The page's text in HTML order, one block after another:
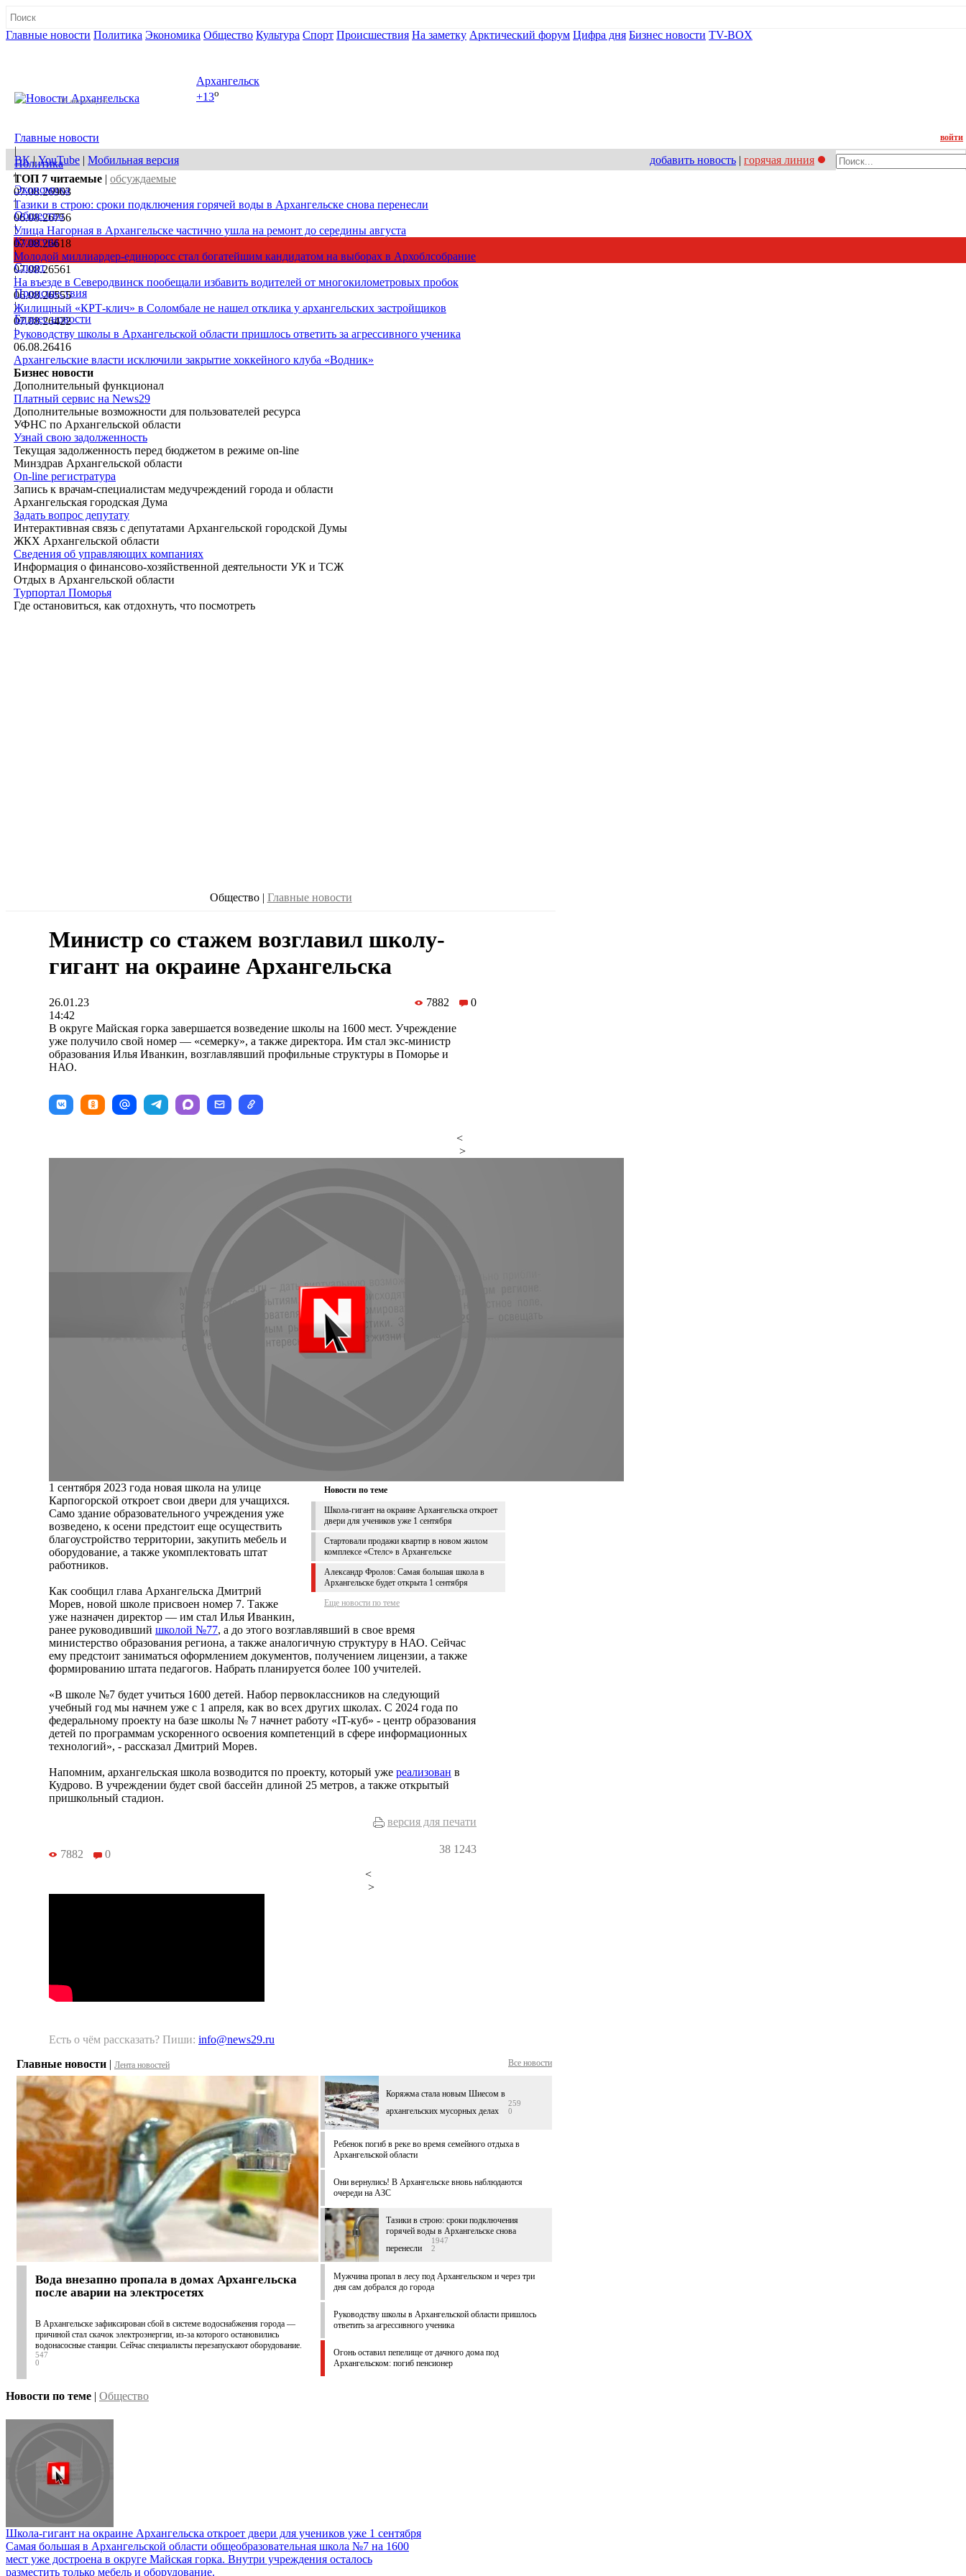
Главные новости Политика Экономика Общество Культура Спорт Происшествия На заметку Арктический форум Цифра дня Бизнес новости TV-BOX
08 августа, сб
Архангельск
+13o
Главные новости
|
Политика
|
Экономика
|
Общество
|
Культура
|
Спорт
|
Происшествия
|
Бизнес новости
|
войти
ВК|YouTube | Мобильная версия добавить новость | горячая линия
ТОП 7 читаемые | обсуждаемые
07.08.26903
Тазики в строю: сроки подключения горячей воды в Архангельске снова перенесли
06.08.26756
Улица Нагорная в Архангельске частично ушла на ремонт до середины августа
07.08.26618
Молодой миллиардер-единоросс стал богатейшим кандидатом на выборах в Архоблсобрание
07.08.26561
На въезде в Северодвинск пообещали избавить водителей от многокилометровых пробок
06.08.26555
Жилищный «КРТ-клич» в Соломбале не нашел отклика у архангельских застройщиков
07.08.26422
Руководству школы в Архангельской области пришлось ответить за агрессивного ученика
06.08.26416
Архангельские власти исключили закрытие хоккейного клуба «Водник»
Бизнес новости
Дополнительный функционал
Платный сервис на News29
Дополнительные возможности для пользователей ресурса
УФНС по Архангельской области
Узнай свою задолженность
Текущая задолженность перед бюджетом в режиме on-line
Минздрав Архангельской области
On-line регистратура
Запись к врачам-специалистам медучреждений города и области
Архангельская городская Дума
Задать вопрос депутату
Интерактивная связь с депутатами Архангельской городской Думы
ЖКХ Архангельской области
Сведения об управляющих компаниях
Информация о финансово-хозяйственной деятельности УК и ТСЖ
Отдых в Архангельской области
Турпортал Поморья
Где остановиться, как отдохнуть, что посмотреть
Общество | Главные новости
Министр со стажем возглавил школу-
гигант на окраине Архангельска
26.01.23
14:42
7882 0
В округе Майская горка завершается возведение школы на 1600 мест. Учреждение
уже получило свой номер — «семерку», а также директора. Им стал экс-министр
образования Илья Иванкин, возглавлявший профильные структуры в Поморье и
НАО.
<
>
Новости по теме
Школа-гигант на окраине Архангельска откроет
двери для учеников уже 1 сентября
Стартовали продажи квартир в новом жилом
комплексе «Стелс» в Архангельске
Александр Фролов: Самая большая школа в
Архангельске будет открыта 1 сентября
Еще новости по теме
1 сентября 2023 года новая школа на улице
Карпогорской откроет свои двери для учащихся.
Само здание образовательного учреждения уже
возведено, к осени предстоит еще осуществить
благоустройство территории, закупить мебель и
оборудование, а также укомплектовать штат
работников.
Как сообщил глава Архангельска Дмитрий
Морев, новой школе присвоен номер 7. Также
уже назначен директор — им стал Илья Иванкин,
ранее руководивший школой №77, а до этого возглавлявший в свое время
министерство образования региона, а также аналогичную структуру в НАО. Сейчас
ему предстоит заниматься оформлением документов, получением лицензии, а также
формированию штата педагогов. Набрать планируется более 100 учителей.
«В школе №7 будет учиться 1600 детей. Набор первоклассников на следующий
учебный год мы начнем уже с 1 апреля, как во всех других школах. С 2024 года по
федеральному проекту на базе школы № 7 начнет работу «IT-куб» - центр образования
детей по программам ускоренного освоения компетенций в сфере информационных
технологий», - рассказал Дмитрий Морев.
Напомним, архангельская школа возводится по проекту, который уже реализован в
Кудрово. В учреждении будет свой бассейн длиной 25 метров, а также открытый
пришкольный стадион.
версия для печати
7882 0 38 1243
<
>
Есть о чём рассказать? Пиши: info@news29.ru
Главные новости | Лента новостей Все новости
Вода внезапно пропала в домах Архангельска
после аварии на электросетях
В Архангельске зафиксирован сбой в системе водоснабжения города —
причиной стал скачок электроэнергии, из-за которого остановились
водонасосные станции. Сейчас специалисты перезапускают оборудование.
547
0
Коряжма стала новым Шиесом в
архангельских мусорных делах
259
0
Ребенок погиб в реке во время семейного отдыха в
Архангельской области
Они вернулись! В Архангельске вновь наблюдаются
очереди на АЗС
Тазики в строю: сроки подключения
горячей воды в Архангельске снова
перенесли
1947
2
Мужчина пропал в лесу под Архангельском и через три
дня сам добрался до города
Руководству школы в Архангельской области пришлось
ответить за агрессивного ученика
Огонь оставил пепелище от дачного дома под
Архангельском: погиб пенсионер
Новости по теме | Общество
Школа-гигант на окраине Архангельска откроет двери для учеников уже 1 сентября
Самая большая в Архангельской области общеобразовательная школа №7 на 1600
мест уже достроена в округе Майская горка. Внутри учреждения осталось
разместить только мебель и оборудование.